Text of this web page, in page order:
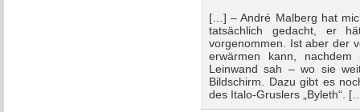
[…] – André Malberg hat
tatsächlich gedacht, er
vorgenommen. Ist aber der
erwärmen kann,
Leinwand sah – wo sie
Bildschirm. Dazu gibt es
des Italo-Gruslers „Byleth“.